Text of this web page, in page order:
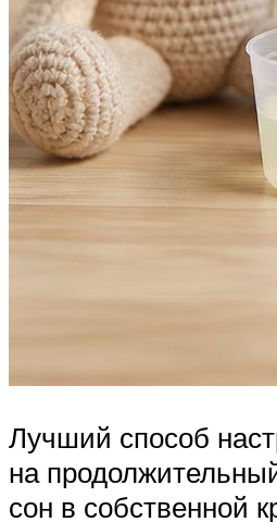
Лучший способ
на
сон в собственной